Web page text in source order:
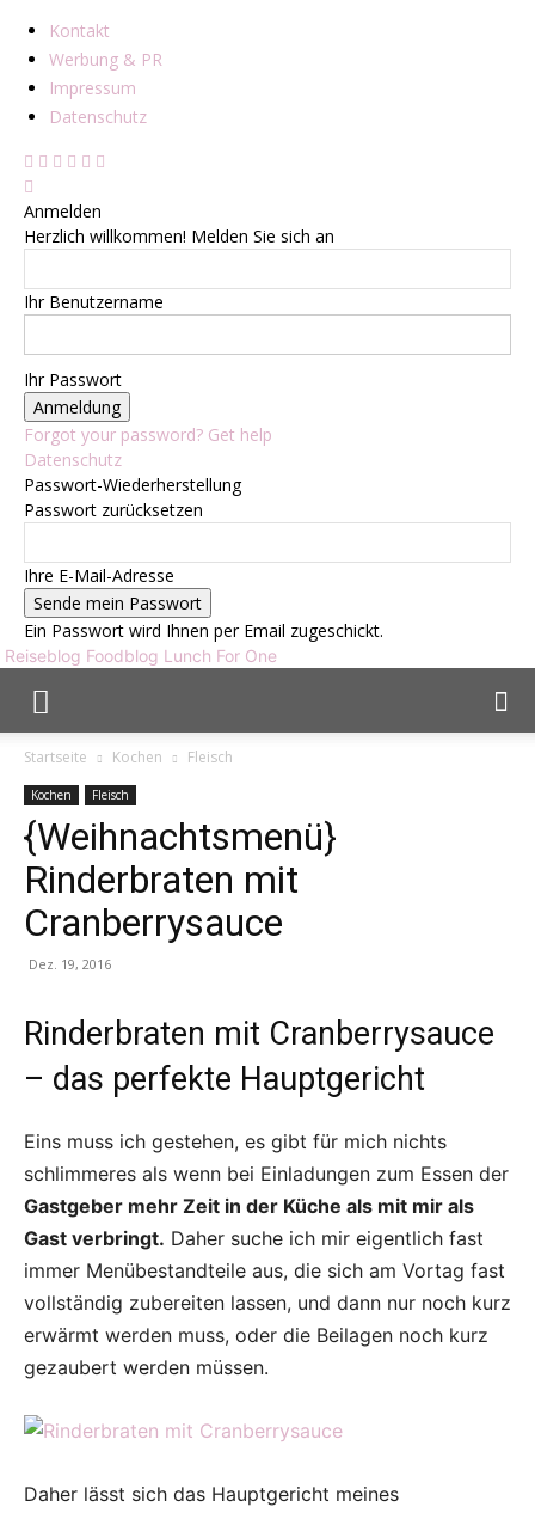
Kontakt
Werbung & PR
Impressum
Datenschutz
Anmelden
Herzlich willkommen! Melden Sie sich an
Ihr Benutzername
Ihr Passwort
Forgot your password? Get help
Datenschutz
Passwort-Wiederherstellung
Passwort zurücksetzen
Ihre E-Mail-Adresse
Ein Passwort wird Ihnen per Email zugeschickt.
Reiseblog Foodblog Lunch For One
Startseite Kochen Fleisch
Kochen Fleisch
{Weihnachtsmenü}
Rinderbraten mit
Cranberrysauce
Dez. 19, 2016
Rinderbraten mit Cranberrysauce
– das perfekte Hauptgericht
Eins muss ich gestehen, es gibt für mich nichts
schlimmeres als wenn bei Einladungen zum Essen der
Gastgeber mehr Zeit in der Küche als mit mir als
Gast verbringt. Daher suche ich mir eigentlich fast
immer Menübestandteile aus, die sich am Vortag fast
vollständig zubereiten lassen, und dann nur noch kurz
erwärmt werden muss, oder die Beilagen noch kurz
gezaubert werden müssen.
Daher lässt sich das Hauptgericht meines